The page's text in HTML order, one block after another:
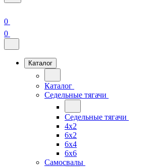
0
0
Каталог
Каталог
Седельные тягачи
Седельные тягачи
4x2
6x2
6x4
6x6
Самосвалы